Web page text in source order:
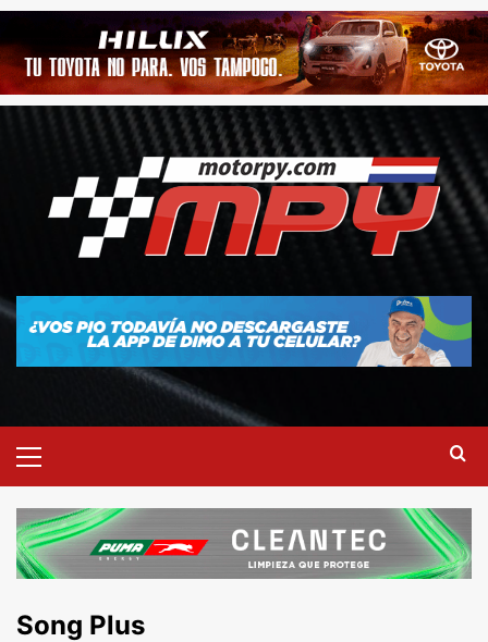
Song Plus